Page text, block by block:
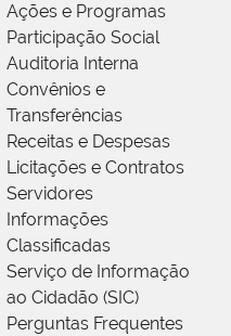
Ações e Programas
Participação Social
Auditoria Interna
Convênios e
Transferências
Receitas e Despesas
Licitações e Contratos
Servidores
Informações
Classificadas
Serviço de Informação
ao Cidadão (SIC)
Perguntas Frequentes